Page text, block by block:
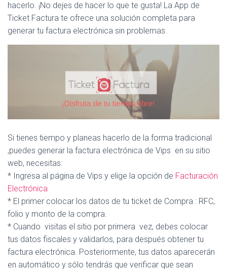
hacerlo. ¡No dejes de hacer lo que te gusta! La App de
Ticket Factura te ofrece una solución completa para
generar tu factura electrónica sin problemas.
Si tienes tiempo y planeas hacerlo de la forma tradicional
,puedes generar la factura electrónica de Vips en su sitio
web, necesitas:
* Ingresa al página de Vips y elige la opción de Facturación
Electrónica
* El primer colocar los datos de tu ticket de Compra : RFC,
folio y monto de la compra.
* Cuando visitas el sitio por primera vez, debes colocar
tus datos fiscales y validarlos, para después obtener tu
factura electrónica. Posteriormente, tus datos aparecerán
en automático y sólo tendrás que verificar que sean